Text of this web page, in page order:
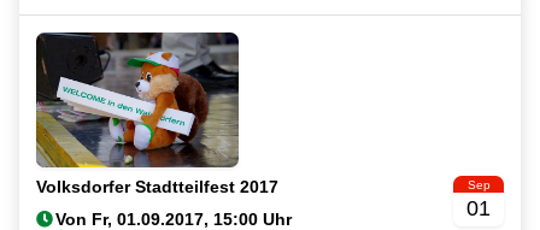
Volksdorfer Stadtteilfest 2017
Von
Sep
01